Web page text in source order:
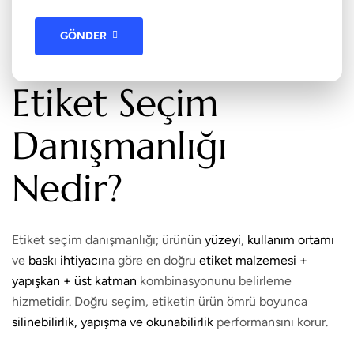
GÖNDER
Etiket Seçim
Danışmanlığı
Nedir?
Etiket seçim danışmanlığı; ürünün yüzeyi, kullanım ortamı
ve baskı ihtiyacına göre en doğru etiket malzemesi +
yapışkan + üst katman kombinasyonunu belirleme
hizmetidir. Doğru seçim, etiketin ürün ömrü boyunca
silinebilirlik, yapışma ve okunabilirlik performansını korur.